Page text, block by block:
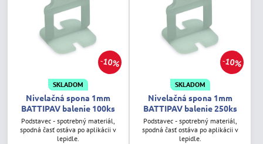
10%
SKLADOM
Nivelačná spona 1mm
BATTIPAV balenie 100ks
Podstavec - spotrebný materiál,
spodná časť ostáva po aplikácii v
lepidle.
10%
SKLADOM
Nivelačná spona 1mm
BATTIPAV balenie 250ks
Podstavec - spotrebný materiál,
spodná časť ostáva po aplikácii v
lepidle.